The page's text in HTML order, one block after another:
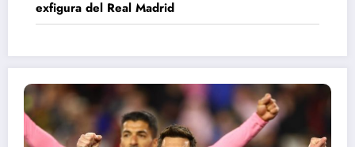
exfigura del Real Madrid